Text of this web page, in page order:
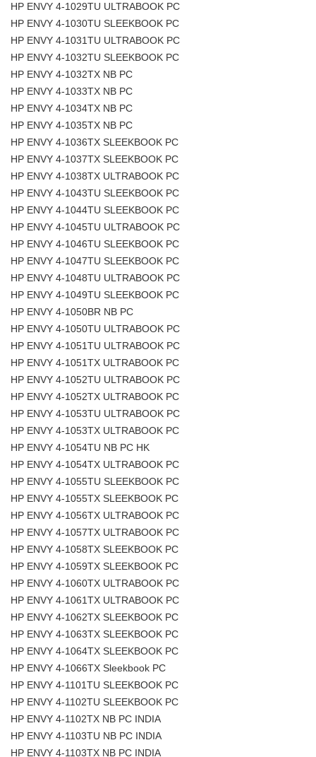
HP ENVY 4-1029TU ULTRABOOK PC
HP ENVY 4-1030TU SLEEKBOOK PC
HP ENVY 4-1031TU ULTRABOOK PC
HP ENVY 4-1032TU SLEEKBOOK PC
HP ENVY 4-1032TX NB PC
HP ENVY 4-1033TX NB PC
HP ENVY 4-1034TX NB PC
HP ENVY 4-1035TX NB PC
HP ENVY 4-1036TX SLEEKBOOK PC
HP ENVY 4-1037TX SLEEKBOOK PC
HP ENVY 4-1038TX ULTRABOOK PC
HP ENVY 4-1043TU SLEEKBOOK PC
HP ENVY 4-1044TU SLEEKBOOK PC
HP ENVY 4-1045TU ULTRABOOK PC
HP ENVY 4-1046TU SLEEKBOOK PC
HP ENVY 4-1047TU SLEEKBOOK PC
HP ENVY 4-1048TU ULTRABOOK PC
HP ENVY 4-1049TU SLEEKBOOK PC
HP ENVY 4-1050BR NB PC
HP ENVY 4-1050TU ULTRABOOK PC
HP ENVY 4-1051TU ULTRABOOK PC
HP ENVY 4-1051TX ULTRABOOK PC
HP ENVY 4-1052TU ULTRABOOK PC
HP ENVY 4-1052TX ULTRABOOK PC
HP ENVY 4-1053TU ULTRABOOK PC
HP ENVY 4-1053TX ULTRABOOK PC
HP ENVY 4-1054TU NB PC HK
HP ENVY 4-1054TX ULTRABOOK PC
HP ENVY 4-1055TU SLEEKBOOK PC
HP ENVY 4-1055TX SLEEKBOOK PC
HP ENVY 4-1056TX ULTRABOOK PC
HP ENVY 4-1057TX ULTRABOOK PC
HP ENVY 4-1058TX SLEEKBOOK PC
HP ENVY 4-1059TX SLEEKBOOK PC
HP ENVY 4-1060TX ULTRABOOK PC
HP ENVY 4-1061TX ULTRABOOK PC
HP ENVY 4-1062TX SLEEKBOOK PC
HP ENVY 4-1063TX SLEEKBOOK PC
HP ENVY 4-1064TX SLEEKBOOK PC
HP ENVY 4-1066TX Sleekbook PC
HP ENVY 4-1101TU SLEEKBOOK PC
HP ENVY 4-1102TU SLEEKBOOK PC
HP ENVY 4-1102TX NB PC INDIA
HP ENVY 4-1103TU NB PC INDIA
HP ENVY 4-1103TX NB PC INDIA